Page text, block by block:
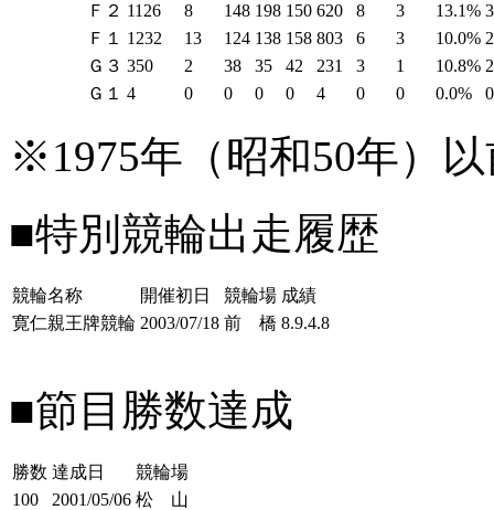
Ｆ２ 1126 8 148 198 150 620 8 3 13.1%
Ｆ１
1232 13 124 138 158 803 6 3 10.0%
Ｇ３ 350 2 38 35 42 231 3 1 10.8%
Ｇ１
4 0 0 0 0 4 0 0 0.0%
※1975年（昭和50年）
■特別競輪出走履歴
競輪名称 開催初日 競輪場 成績
寛仁親王牌競輪 2003/07/18 前 橋 8.9.4.8
■節目勝数達成
勝数 達成日
競輪場
100
2001/05/06 松 山